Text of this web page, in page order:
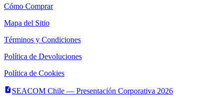
Cómo Comprar
Mapa del Sitio
Términos y Condiciones
Política de Devoluciones
Política de Cookies
SEACOM Chile — Presentación Corporativa 2026